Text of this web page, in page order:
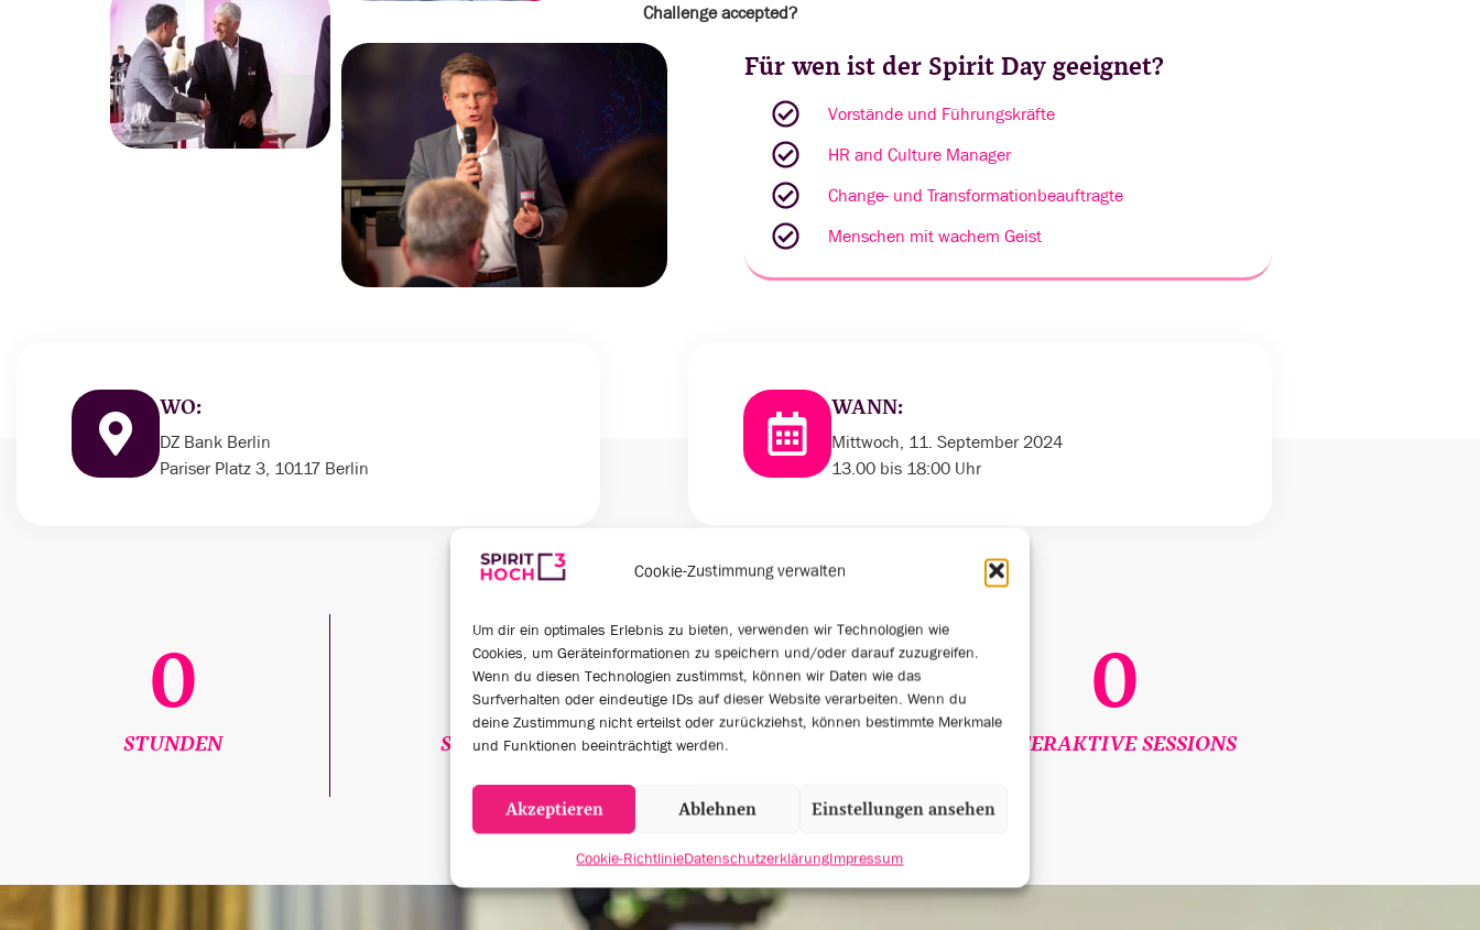
Cookie-Zustimmung verwalten
Um dir ein optimales Erlebnis zu bieten, verwenden wir Technologien wie
Cookies, um Geräteinformationen zu speichern und/oder darauf zuzugreifen.
Wenn du diesen Technologien zustimmst, können wir Daten wie das
Surfverhalten oder eindeutige IDs auf dieser Website verarbeiten. Wenn du
deine Zustimmung nicht erteilst oder zurückziehst, können bestimmte Merkmale
und Funktionen beeinträchtigt werden.
Akzeptieren Ablehnen Einstellungen ansehen
Cookie-RichtlinieDatenschutzerklärungImpressum
Challenge accepted?
Für wen ist der Spirit Day geeignet?
Vorstände und Führungskräfte
HR and Culture Manager
Change- und Transformationbeauftragte
Menschen mit wachem Geist
WO:
DZ Bank Berlin
Pariser Platz 3, 10117 Berlin
WANN:
Mittwoch, 11. September 2024
13.00 bis 18:00 Uhr
STUNDEN
0
SPEAKER
0
EVENT SESSIONS
0
INTERAKTIVE SESSIONS
0